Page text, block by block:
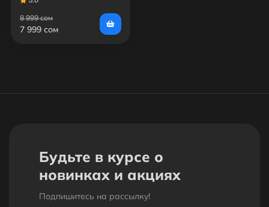
8 999 сом
7 999 сом
Будьте в курсе о
новинках и акциях
Подпишитесь на рассылкy!